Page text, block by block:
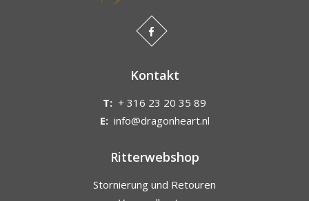
Kontakt
T: + 316 23 20 35 89
E: info@dragonheart.nl
Ritterwebshop
Stornierung und Retouren